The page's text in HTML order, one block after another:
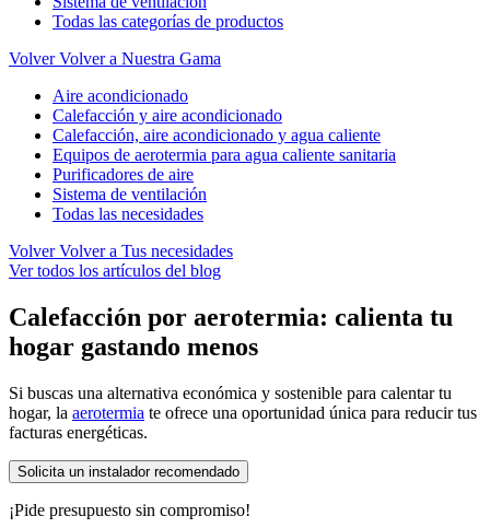
Todas las categorías de productos
Volver Volver a Nuestra Gama
Aire acondicionado
Calefacción y aire acondicionado
Calefacción, aire acondicionado y agua caliente
Equipos de aerotermia para agua caliente sanitaria
Purificadores de aire
Sistema de ventilación
Todas las necesidades
Volver Volver a Tus necesidades
Ver todos los artículos del blog
Calefacción por aerotermia: calienta tu
hogar gastando menos
Si buscas una alternativa económica y sostenible para calentar tu
hogar, la aerotermia te ofrece una oportunidad única para reducir tus
facturas energéticas.
Solicita un instalador recomendado
¡Pide presupuesto sin compromiso!